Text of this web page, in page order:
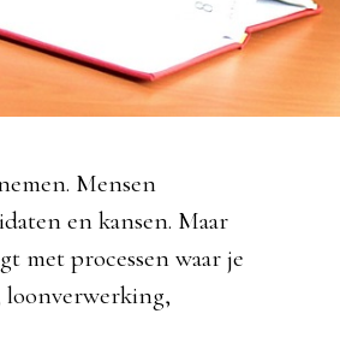
Mensen
en kansen. Maar
met processen waar je